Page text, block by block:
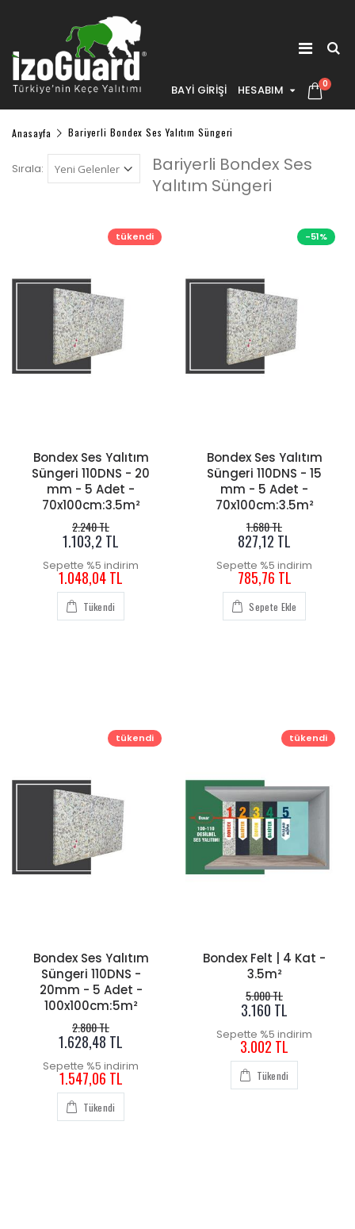
BAYİ GİRİŞİ HESABIM 0
Anasayfa Bariyerli Bondex Ses Yalıtım Süngeri
Sırala:
Bariyerli Bondex Ses
Yalıtım Süngeri
tükendi
Bondex Ses Yalıtım
Süngeri 110DNS - 20
mm - 5 Adet -
70x100cm:3.5m²
2.240 TL
1.103,2 TL
Sepette %5 indirim
1.048,04 TL
Tükendi
-51%
Bondex Ses Yalıtım
Süngeri 110DNS - 15
mm - 5 Adet -
70x100cm:3.5m²
1.680 TL
827,12 TL
Sepette %5 indirim
785,76 TL
Sepete Ekle
tükendi
Bondex Ses Yalıtım
Süngeri 110DNS -
20mm - 5 Adet -
100x100cm:5m²
2.800 TL
1.628,48 TL
Sepette %5 indirim
1.547,06 TL
Tükendi
tükendi
Bondex Felt | 4 Kat -
3.5m²
5.000 TL
3.160 TL
Sepette %5 indirim
3.002 TL
Tükendi